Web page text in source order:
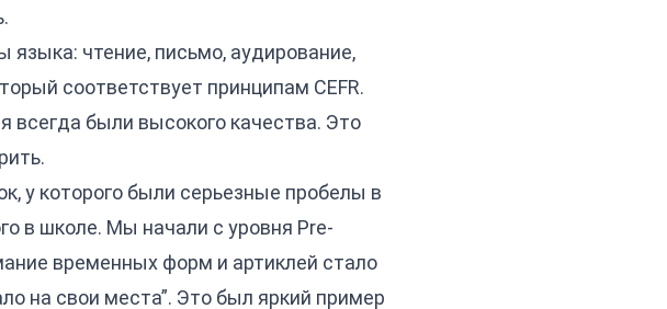
языка: чтение, письмо, аудирование,
соответствует принципам CEFR.
всегда были высокого качества. Это
у которого были серьезные пробелы в
в школе. Мы начали с уровня Pre-
временных форм и артиклей стало
на свои места”. Это был яркий пример